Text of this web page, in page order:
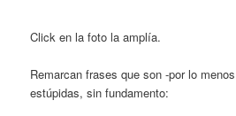
Click en la foto la amplía.
Remarcan frases que son -por lo
estúpidas, sin fundamento: